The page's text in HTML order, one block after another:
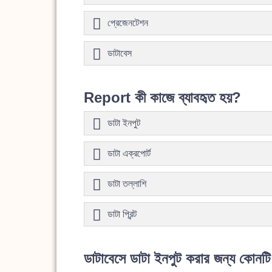
প্রেজেনটেশন
ডাটাবেস
Report কী কাজে ব্যাবহৃত হয়?
ডাটা ইনপুট
ডাটা এক্রপোর্ট
ডাটা তল্লাশি
ডাটা প্রিন্ট
ডাটাবেসে ডাটা ইনপুট করার জন্য